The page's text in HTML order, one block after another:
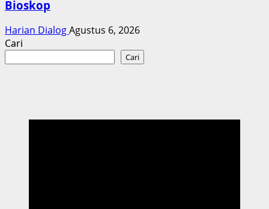
Bioskop
Harian DialogAgustus 6, 2026
Cari
Cari